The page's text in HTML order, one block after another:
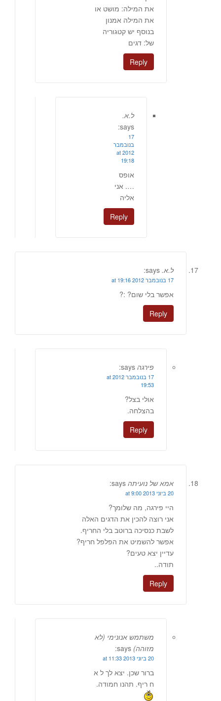
את המילה: מושט או
את המילה אמנון
בנוסף יש קטגוריה
של: דגים
Reply
ל.א.
says:
17
בנובמבר
2012 at
19:18
אופס
…. אני
אליה
Reply
ל.א. says:
17 בנובמבר 2012 at 19:16
אפשר בלי שום? :?
Reply
פירגה says:
17 בנובמבר 2012 at
19:53
אולי בצל?
בהצלחה.
Reply
אמא של נועיתה says:
20 ביוני 2013 at 9:00
היי פירגה, מה שלומך?
אני רוצה להכין את הדגים האלה
לשבת כנסיכה ברוטב בלי החריף.
אפשר להשמיט את הפלפל חריף?
עדיין יצא טעים?
תודה..
Reply
משתמש אנונימי (לא
מזוהה) says:
20 ביוני 2013 at 11:33
ברור שכן. יצא לך ל א
ח ריף. תהנו חמודה.